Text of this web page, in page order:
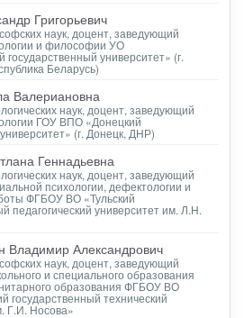
Григорьевич
наук, доцент, заведующий
и философии УО
государственный университет» (г.
Беларусь)
Валериановна
наук, доцент, заведующий
ГОУ ВПО «Донецкий
(г. Донецк, ДНР)
Геннадьевна
наук, доцент, заведующий
психологии, дефектологии и
ФГБОУ ВО «Тульский
педагогический университет им. Л.Н.
Владимир Александрович
наук, доцент, заведующий
и специального образования
образования ФГБОУ ВО
государственный технический
Г.И. Носова»